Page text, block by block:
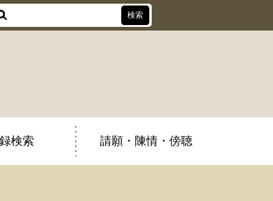
検索 請願・陳情・傍聴